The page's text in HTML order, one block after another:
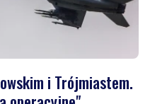
i Trójmiastem.
i terenami powiatu
loty operacyjne